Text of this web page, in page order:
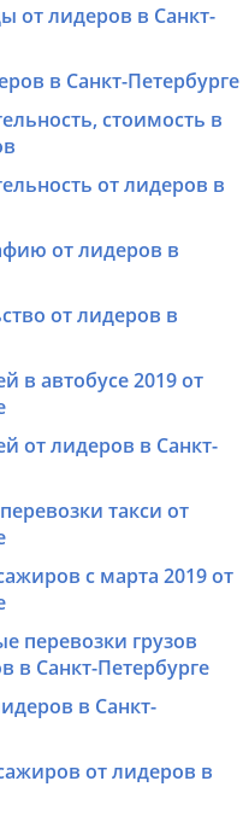
от лидеров в Санкт-
в Санкт-Петербурге
стоимость в
от лидеров в
от лидеров в
от лидеров в
в автобусе 2019 от
от лидеров в Санкт-
такси от
с марта 2019 от
перевозки грузов
в Санкт-Петербурге
в Санкт-
от лидеров в